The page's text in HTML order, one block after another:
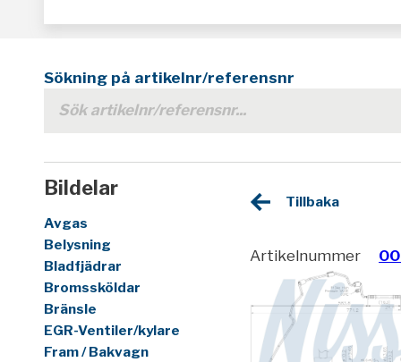
Sökning på artikelnr/referensnr
Bildelar
Avgas
Belysning
Bladfjädrar
Bromssköldar
Bränsle
EGR-Ventiler/kylare
Fram / Bakvagn
Tillbaka
Artikelnummer